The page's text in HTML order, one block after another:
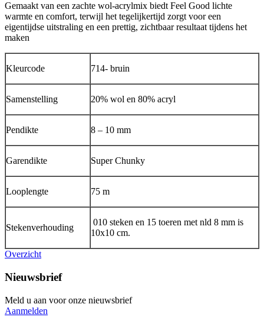
Gemaakt van een zachte wol-acrylmix biedt Feel Good lichte
warmte en comfort, terwijl het tegelijkertijd zorgt voor een
eigentijdse uitstraling en een prettig, zichtbaar resultaat tijdens het
maken
Kleurcode 714- bruin
Samenstelling 20% wol en 80% acryl
Pendikte 8 – 10 mm
Garendikte Super Chunky
Looplengte 75 m
Stekenverhouding
010 steken en 15 toeren met nld 8 mm is
10x10 cm.
Overzicht
Nieuwsbrief
Meld u aan voor onze nieuwsbrief
Aanmelden